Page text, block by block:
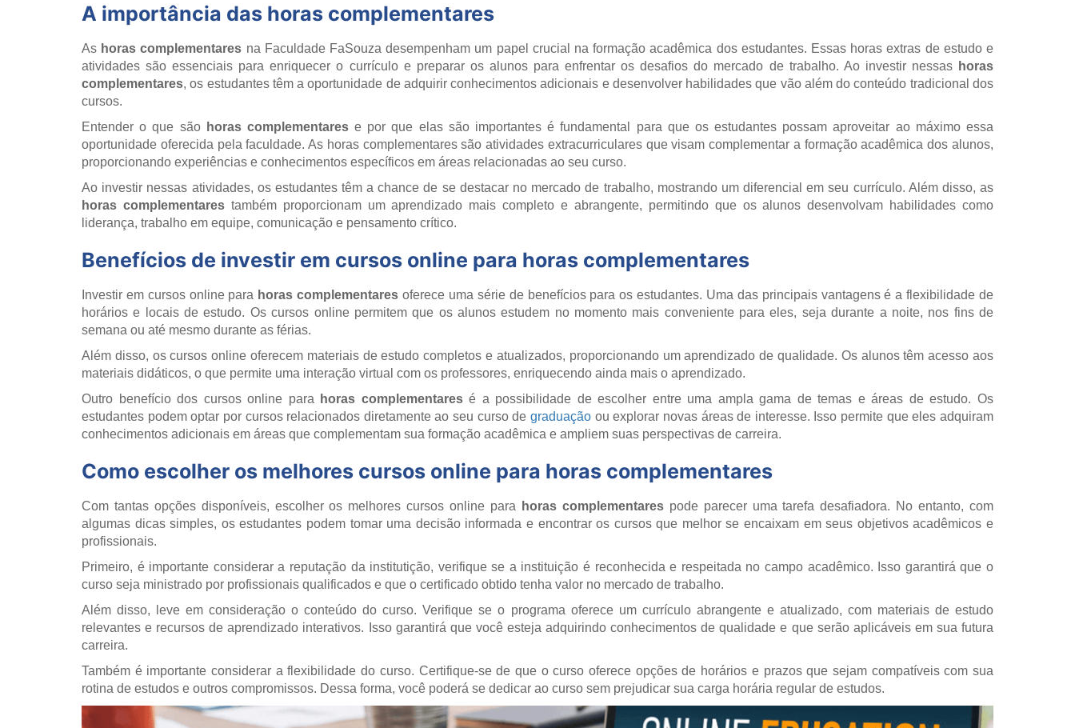
A importância das horas complementares
As horas complementares na Faculdade FaSouza desempenham um papel crucial na formação acadêmica dos estudantes. Essas horas extras de estudo e
atividades são essenciais para enriquecer o currículo e preparar os alunos para enfrentar os desafios do mercado de trabalho. Ao investir nessashoras
complementares, os estudantes têm a oportunidade de adquirir conhecimentos adicionais e desenvolver habilidades que vão além do conteúdo tradicional dos
cursos.
Entender o que são horas complementarese por que elas são importantes é fundamental para que os estudantes possam aproveitar ao máximo essa
oportunidade oferecida pela faculdade. As horas complementares são atividades extracurriculares que visam complementar a formação acadêmica dos alunos,
proporcionando experiências e conhecimentos específicos em áreas relacionadas ao seu curso.
Ao investir nessas atividades, os estudantes têm a chance de se destacar no mercado de trabalho, mostrando um diferencial em seu currículo. Além disso, as
horas complementarestambém proporcionam um aprendizado mais completo e abrangente, permitindo que os alunos desenvolvam habilidades como
liderança, trabalho em equipe, comunicação e pensamento crítico.
Benefícios de investir em cursos online para horas complementares
Investir em cursos online para horas complementares oferece uma série de benefícios para os estudantes. Uma das principais vantagens é a flexibilidade de
horários e locais de estudo. Os cursos online permitem que os alunos estudem no momento mais conveniente para eles, seja durante a noite, nos fins de
semana ou até mesmo durante as férias.
Além disso, os cursos online oferecem materiais de estudo completos e atualizados, proporcionando um aprendizado de qualidade. Os alunos têm acesso aos
materiais didáticos, o que permite uma interação virtual com os professores, enriquecendo ainda mais o aprendizado.
Outro benefício dos cursos online para
horas complementaresé a possibilidade de escolher entre uma ampla gama de temas e áreas de estudo. Os
estudantes podem optar por cursos relacionados diretamente ao seu curso de graduação ou explorar novas áreas de interesse. Isso permite que eles adquiram
conhecimentos adicionais em áreas que complementam sua formação acadêmica e ampliem suas perspectivas de carreira.
Como escolher os melhores cursos online para horas complementares
Com tantas opções disponíveis, escolher os melhores cursos online para horas complementarespode parecer uma tarefa desafiadora. No entanto, com
algumas dicas simples, os estudantes podem tomar uma decisão informada e encontrar os cursos que melhor se encaixam em seus objetivos acadêmicos e
profissionais.
Primeiro, é importante considerar a reputação da institutição, verifique se a instituição é reconhecida e respeitada no campo acadêmico. Isso garantirá que o
curso seja ministrado por profissionais qualificados e que o certificado obtido tenha valor no mercado de trabalho.
Além disso, leve em consideração o conteúdo do curso. Verifique se o programa oferece um currículo abrangente e atualizado, com materiais de estudo
relevantes e recursos de aprendizado interativos. Isso garantirá que você esteja adquirindo conhecimentos de qualidade e que serão aplicáveis em sua futura
carreira.
Também é importante considerar a flexibilidade do curso. Certifique-se de que o curso oferece opções de horários e prazos que sejam compatíveis com sua
rotina de estudos e outros compromissos. Dessa forma, você poderá se dedicar ao curso sem prejudicar sua carga horária regular de estudos.